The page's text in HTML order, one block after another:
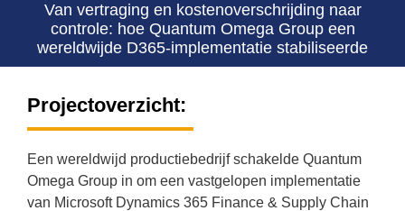
Van vertraging en kostenoverschrijding naar
controle: hoe Quantum Omega Group een
wereldwijde D365-implementatie stabiliseerde
Projectoverzicht:
Een wereldwijd productiebedrijf schakelde Quantum
Omega Group in om een vastgelopen implementatie
van Microsoft Dynamics 365 Finance & Supply Chain